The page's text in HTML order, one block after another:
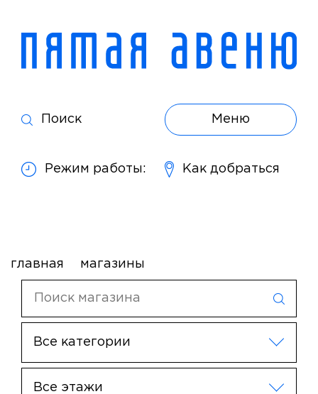
Поиск
Режим работы: Как добраться
Меню
главная магазины
Все категории
Все этажи